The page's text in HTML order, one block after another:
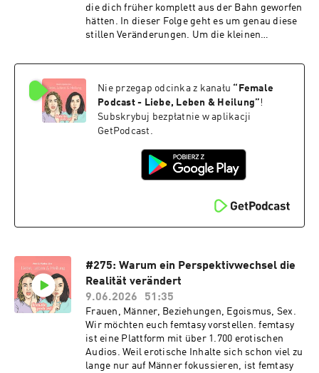
die dich früher komplett aus der Bahn geworfen
hätten. In dieser Folge geht es um genau diese
stillen Veränderungen. Um die kleinen
mehr dieselbe bist. Und darum, warum sich
Verwirrung oder sogar Verlust anfühlt, obwohl
es eigentlich genau das Gegenteil ist.
Nie przegap odcinka z kanału “ Female
Podcast - Liebe, Leben & Heilung”!
Subskrybuj bezpłatnie w aplikacji
GetPodcast.
#275: Warum ein Perspektivwechsel die
Realität verändert
9.06.2026
51:35
Frauen, Männer, Beziehungen, Egoismus, Sex.
Wir möchten euch femtasy vorstellen. femtasy
ist eine Plattform mit über 1.700 erotischen
Audios. Weil erotische Inhalte sich schon viel zu
lange nur auf Männer fokussieren, ist femtasy